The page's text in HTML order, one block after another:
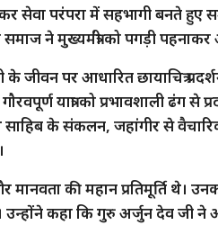
कर सेवा परंपरा में सहभागी बनते हुए
ने मुख्यमंत्री को पगड़ी पहनाकर
जीवन पर आधारित छायाचित्र
यात्रा को प्रभावशाली ढंग से
साहिब के संकलन, जहांगीर से
की महान प्रतिमूर्ति थे।
उन्होंने कहा कि गुरु अर्जुन देव जी ने